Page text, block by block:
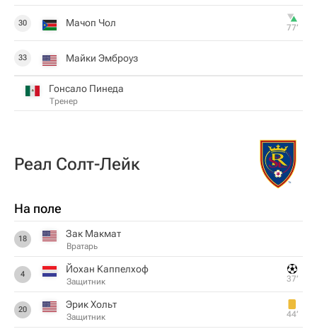
30 Мачоп Чол 77‎’‎
33 Майки Эмброуз
Гонсало Пинеда
Тренер
Реал Солт-Лейк
На поле
18 Зак Макмат
Вратарь
4 Йохан Каппелхоф
Защитник 37‎’‎
20 Эрик Хольт
Защитник 44‎’‎